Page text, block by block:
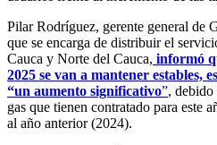
Pilar Rodríguez, gerente general de
que se encarga de distribuir el
Cauca y Norte del Cauca, informó
2025 se van a mantener estables,
“un aumento significativo”, debido
gas que tienen contratado para este
al año anterior (2024).